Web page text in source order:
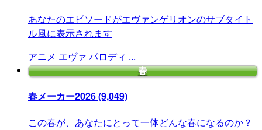
あなたのエピソードがエヴァンゲリオンのサブタイト
ル風に表示されます
アニメ エヴァ パロディ ...
春
春メーカー2026(9,049)
この春が、あなたにとって一体どんな春になるのか？